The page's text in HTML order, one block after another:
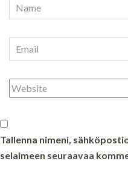
Tallenna nimeni,
selaimeen seuraavaa